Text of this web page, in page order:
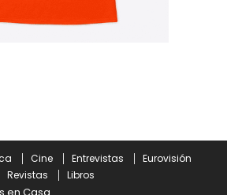
Cine Entrevistas
Eurovisión
Revistas
Libros